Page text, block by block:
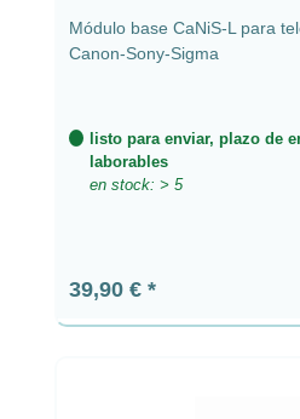
Módulo base CaNiS-L para
Canon-Sony-Sigma
listo para enviar, plazo de
laborables
en stock: > 5
Precio normal:
39,90 €